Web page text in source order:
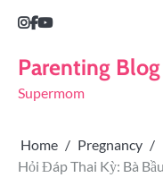
Parenting Blog
Supermom
Home
Pregnancy
Hỏi Đáp Thai Kỳ: Bà